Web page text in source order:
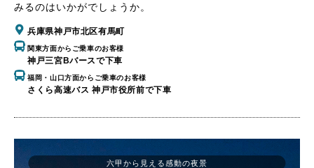
みるのはいかがでしょうか。
兵庫県神戸市北区有馬町
関東方面からご乗車のお客様
神戸三宮Bバースで下車
福岡・山口方面からご乗車のお客様
さくら高速バス 神戸市役所前で下車
六甲から見える感動の夜景